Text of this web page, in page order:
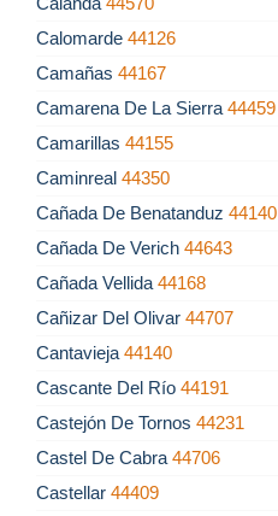
Calomarde 44126
Camañas 44167
Camarena De La Sierra 44459
Camarillas 44155
Caminreal 44350
Cañada De Benatanduz 44140
Cañada De Verich 44643
Cañada Vellida 44168
Cañizar Del Olivar 44707
Cantavieja 44140
Cascante Del Río 44191
Castejón De Tornos 44231
Castel De Cabra 44706
Castellar 44409